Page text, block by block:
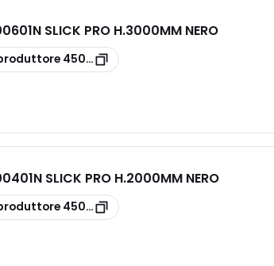
SLICK PRO H.3000MM NERO
450-1400601N
SLICK PRO H.2000MM NERO
450-1400401N